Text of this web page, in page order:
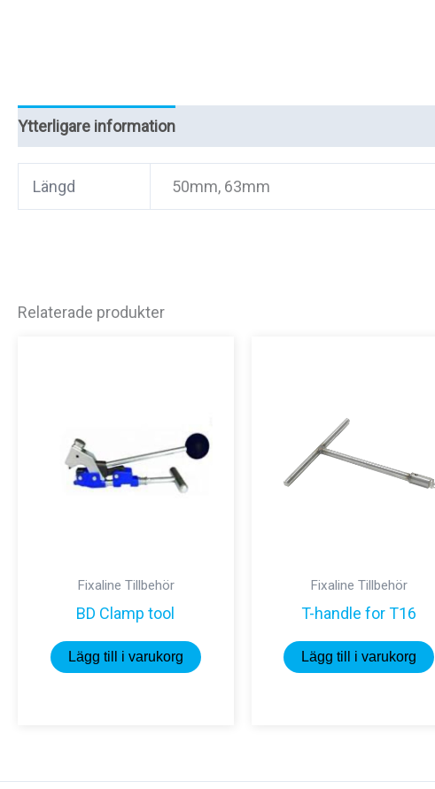
Ytterligare information
Längd 50mm, 63mm
Relaterade produkter
Fixaline Tillbehör
BD Clamp tool
Lägg till i varukorg
Fixaline Tillbehör
T-handle for T16
Lägg till i varukorg